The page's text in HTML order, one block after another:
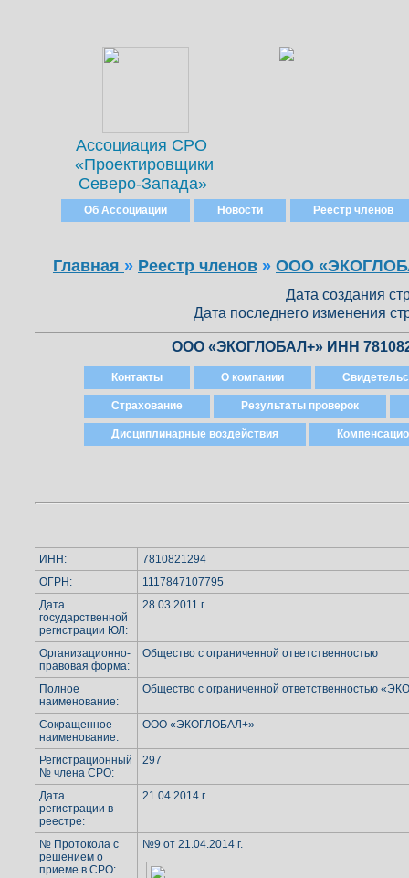
Ассоциация СРО
«Проектировщики
Северо-Запада»
Об Ассоциации Новости Реестр членов
Главная » Реестр членов » ООО
Дата создания
Дата последнего изменения
ООО «ЭКОГЛОБАЛ+» ИНН
Контакты О компании
Страхование Результаты проверок
Дисциплинарные воздействия
ИНН:
7810821294
ОГРН:
1117847107795
Дата
государственной
регистрации ЮЛ:
28.03.2011 г.
Организационно-
правовая форма:
Общество с ограниченной ответственностью
Полное
наименование:
Общество с ограниченной ответственностью
Сокращенное
наименование:
ООО «ЭКОГЛОБАЛ+»
Регистрационный
№ члена СРО:
297
Дата
регистрации в
реестре:
21.04.2014 г.
№ Протокола с
решением о
приеме в СРО:
№9 от 21.04.2014 г.